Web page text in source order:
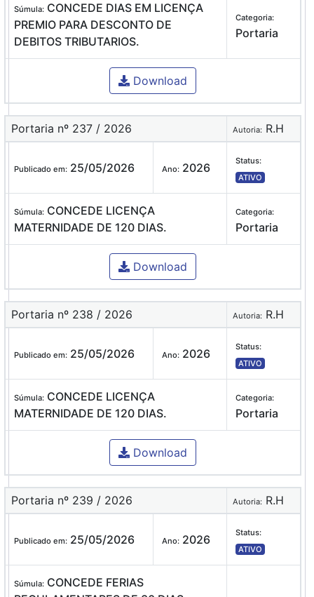
Súmula: CONCEDE DIAS EM LICENÇA
PREMIO PARA DESCONTO DE
DEBITOS TRIBUTARIOS.
Categoria:
Portaria
Download
Portaria nº 237 / 2026 Autoria: R.H
Publicado em: 25/05/2026 Ano: 2026
Status:
ATIVO
Súmula: CONCEDE LICENÇA
MATERNIDADE DE 120 DIAS.
Categoria:
Portaria
Download
Portaria nº 238 / 2026 Autoria: R.H
Publicado em: 25/05/2026 Ano: 2026
Status:
ATIVO
Súmula: CONCEDE LICENÇA
MATERNIDADE DE 120 DIAS.
Categoria:
Portaria
Download
Portaria nº 239 / 2026 Autoria: R.H
Publicado em: 25/05/2026 Ano: 2026
Status:
ATIVO
Súmula: CONCEDE FERIAS